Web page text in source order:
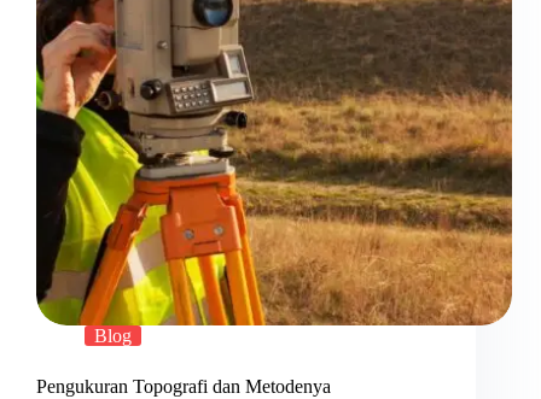
Blog
Pengukuran Topografi dan Metodenya